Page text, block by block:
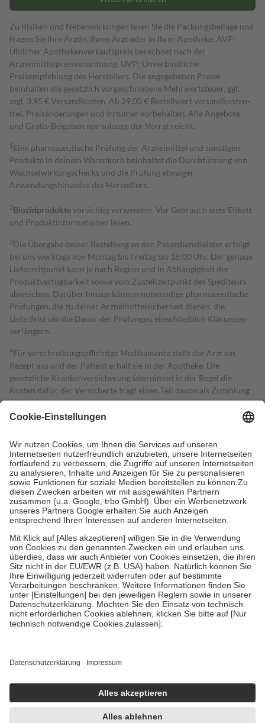
Zu Risiken und Nebenwirkungen lesen Sie die Packungsbeilage und
fragen Sie Ihre Ärztin, Ihren Arzt oder in Ihrer Apotheke. AVP:
Üblicher Apothekenverkaufspreis berechnet nach der
Arzneimittelpreisverordnung. UVP: Unverbindliche
Preisempfehlung des Herstellers. Die angegebenen Preise
beinhalten die gesetzlich vorgeschriebene Mehrwertsteuer, ggf.
zzgl. 3,95 € Versandkosten. Ab 29,00 € Bestell­wert versand­kosten­
frei. Preisänderungen und Irrtümer vorbehalten. Alle Angebote
und Gratis-Beigaben nur solange der Vorrat reicht.
1 Eine pharmazeutische Prüfung der Arzneimittel und sonstigen
Produkte in deinem Warenkorb beinhaltet die Durchführung von
Wechselwirkungschecks und die Prüfung etwaiger
Anwendungshinweise des Herstellers.
2Biozidproduktevorsichtig verwenden. Vor Gebrauch stets Etikett
und Produktinformationen lesen.
3Die Übergabe deiner Bestellung an den Paketdienstleister erfolgt
bei uns werktags von Montag bis Freitag bis 18:00 Uhr. Der genaue
Lieferzeitpunkt kann je nach Region und in Abhängigkeit der
Produktverfügbarkeit sowie vom Zustellzeitpunkt des Spediteurs
abweichen. Darüber hinaus können notwendige pharmazeutische
Prüfungen, die zu deiner Arzneimittelsicherheit dienen, die
Lieferfrist um die Dauer der Prüfungen einschließlich Klärungen
verlängern.
4Für verschreibungspflichtige Medikamente stellt der Arzt ein
Rezept aus und der Patient erhält sie in der Apotheke. Die
gesetzliche Krankenversicherung übernimmt in der Regel die
Kosten dafür, der Versicherte trägt einen Teil davon als Zuzahlung
mit.
Grundsätzlich leisten Mitglieder Zuzahlungen in Höhe von zehn
höchstens zehn Euro.
Es sind jedoch nie mehr als die tatsächlichen
Kosten der Leistung zu entrichten.
Diese Regeln gelten grundsätzlich auch für Online-Apotheken.
Bei Heilmitteln und häuslicher Krankenpflege beträgt die
Zuzahlung zehn Prozent der Kosten sowie zehn Euro je
Verordnung.
Um das Engagement der Versicherten für ihre eigene Gesundheit zu
stärken und die besondere Stellung der Familie zu unterstützen,
fallenkeine Zuzahlungenan bei:
• Kindern und Jugendlichen bis zum vollendeten 18. Lebensjahr
mit Ausnahme der Fahrkosten
• Untersuchungen zur Vorsorge und Früherkennung, die von der
GKV getragen werden
• empfohlenen Schutzimpfungen
• Harn- und Blutteststreifen
getroffen, um sicherzustellen, dass es sich um echte Bewertungen
https://help.etrusted.com/hc/de/articles/4419944605341
Einige Bilder und Inhalte wurden unter Zuhilfenahme künstlicher